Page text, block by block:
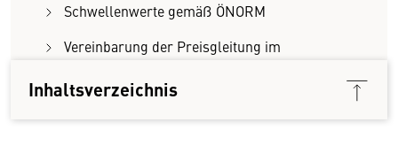
Schwellenwerte gemäß ÖNORM
Vereinbarung der Preisgleitung im
Inhaltsverzeichnis